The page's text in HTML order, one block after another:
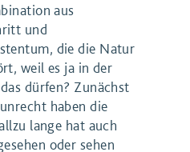
aus
und
die die Natur
weil es ja in der
dürfen? Zunächst
haben die
lange hat auch
oder sehen